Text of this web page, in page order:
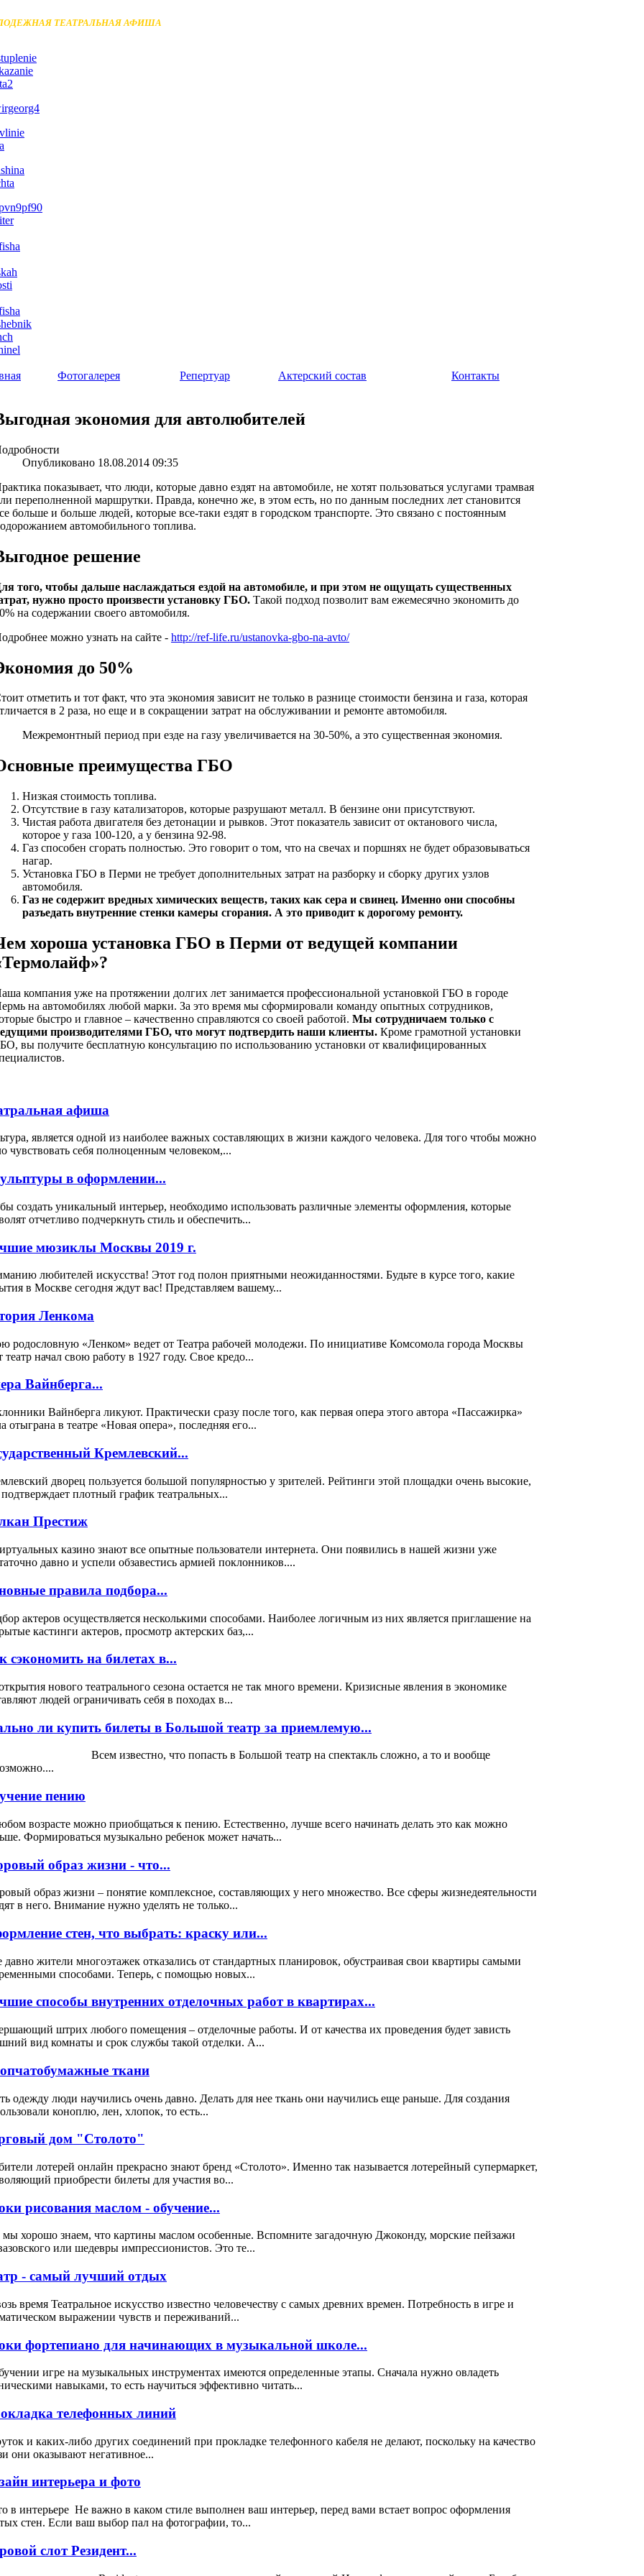
ТЕАТРАЛЬНАЯ АФИША
Фотогалерея Репертуар Актерский состав Контакты
экономия для автолюбителей
Опубликовано 18.08.2014 09:35
показывает, что люди, которые давно ездят на автомобиле, не хотят пользоваться услугами трамвая
переполненной маршрутки. Правда, конечно же, в этом есть, но по данным последних лет становится
больше и больше людей, которые все-таки ездят в городском транспорте. Это связано с постоянным
автомобильного топлива.
решение
того, чтобы дальше наслаждаться ездой на автомобиле, и при этом не ощущать существенных
нужно просто произвести установку ГБО. Такой подход позволит вам ежемесячно экономить до
на содержании своего автомобиля.
можно узнать на сайте - http://ref-life.ru/ustanovka-gbo-na-avto/
до 50%
отметить и тот факт, что эта экономия зависит не только в разнице стоимости бензина и газа, которая
в 2 раза, но еще и в сокращении затрат на обслуживании и ремонте автомобиля.
Межремонтный период при езде на газу увеличивается на 30-50%, а это существенная экономия.
преимущества ГБО
Низкая стоимость топлива.
Отсутствие в газу катализаторов, которые разрушают металл. В бензине они присутствуют.
Чистая работа двигателя без детонации и рывков. Этот показатель зависит от октанового числа,
которое у газа 100-120, а у бензина 92-98.
Газ способен сгорать полностью. Это говорит о том, что на свечах и поршнях не будет образовываться
нагар.
Установка ГБО в Перми не требует дополнительных затрат на разборку и сборку других узлов
автомобиля.
Газ не содержит вредных химических веществ, таких как сера и свинец. Именно они способны
разъедать внутренние стенки камеры сгорания. А это приводит к дорогому ремонту.
хороша установка ГБО в Перми от ведущей компании
компания уже на протяжении долгих лет занимается профессиональной установкой ГБО в городе
на автомобилях любой марки. За это время мы сформировали команду опытных сотрудников,
быстро и главное – качественно справляются со своей работой. Мы сотрудничаем только с
производителями ГБО, что могут подтвердить наши клиенты. Кроме грамотной установки
вы получите бесплатную консультацию по использованию установки от квалифицированных
афиша
является одной из наиболее важных составляющих в жизни каждого человека. Для того чтобы можно
чувствовать себя полноценным человеком,...
в оформлении...
создать уникальный интерьер, необходимо использовать различные элементы оформления, которые
отчетливо подчеркнуть стиль и обеспечить...
мюзиклы Москвы 2019 г.
любителей искусства! Этот год полон приятными неожиданностями. Будьте в курсе того, какие
в Москве сегодня ждут вас! Представляем вашему...
Ленкома
родословную «Ленком» ведет от Театра рабочей молодежи. По инициативе Комсомола города Москвы
театр начал свою работу в 1927 году. Свое кредо...
Вайнберга...
Вайнберга ликуют. Практически сразу после того, как первая опера этого автора «Пассажирка»
отыграна в театре «Новая опера», последняя его...
Кремлевский...
дворец пользуется большой популярностью у зрителей. Рейтинги этой площадки очень высокие,
плотный график театральных...
Престиж
казино знают все опытные пользователи интернета. Они появились в нашей жизни уже
давно и успели обзавестись армией поклонников....
правила подбора...
актеров осуществляется несколькими способами. Наиболее логичным из них является приглашение на
кастинги актеров, просмотр актерских баз,...
сэкономить на билетах в...
нового театрального сезона остается не так много времени. Кризисные явления в экономике
людей ограничивать себя в походах в...
ли купить билеты в Большой театр за приемлемую...
известно, что попасть в Большой театр на спектакль сложно, а то и вообще
пению
возрасте можно приобщаться к пению. Естественно, лучше всего начинать делать это как можно
Формироваться музыкально ребенок может начать...
образ жизни - что...
образ жизни – понятие комплексное, составляющих у него множество. Все сферы жизнедеятельности
в него. Внимание нужно уделять не только...
стен, что выбрать: краску или...
давно жители многоэтажек отказались от стандартных планировок, обустраивая свои квартиры самыми
способами. Теперь, с помощью новых...
способы внутренних отделочных работ в квартирах...
штрих любого помещения – отделочные работы. И от качества их проведения будет зависть
вид комнаты и срок службы такой отделки. А...
ткани
одежду люди научились очень давно. Делать для нее ткань они научились еще раньше. Для создания
коноплю, лен, хлопок, то есть...
дом "Столото"
лотерей онлайн прекрасно знают бренд «Столото». Именно так называется лотерейный супермаркет,
приобрести билеты для участия во...
рисования маслом - обучение...
мы хорошо знаем, что картины маслом особенные. Вспомните загадочную Джоконду, морские пейзажи
или шедевры импрессионистов. Это те...
- самый лучший отдых
время Театральное искусство известно человечеству с самых древних времен. Потребность в игре и
выражении чувств и переживаний...
фортепиано для начинающих в музыкальной школе...
игре на музыкальных инструментах имеются определенные этапы. Сначала нужно овладеть
навыками, то есть научиться эффективно читать...
телефонных линий
и каких-либо других соединений при прокладке телефонного кабеля не делают, поскольку на качество
они оказывают негативное...
интерьера и фото
в интерьере Не важно в каком стиле выполнен ваш интерьер, перед вами встает вопрос оформления
стен. Если ваш выбор пал на фотографии, то...
слот Резидент...